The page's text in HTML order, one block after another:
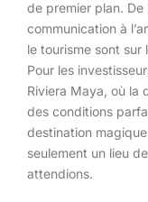
de premier plan. De
communication à
le tourisme sont sur
Pour les
Riviera Maya, où la
des conditions
destination
seulement un lieu
attendions.